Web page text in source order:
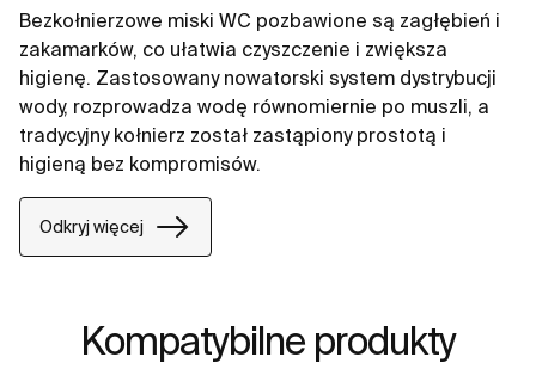
Bezkołnierzowe miski WC pozbawione są zagłębień i
zakamarków, co ułatwia czyszczenie i zwiększa
higienę. Zastosowany nowatorski system dystrybucji
wody, rozprowadza wodę równomiernie po muszli, a
tradycyjny kołnierz został zastąpiony prostotą i
higieną bez kompromisów.
Odkryj więcej
Kompatybilne produkty